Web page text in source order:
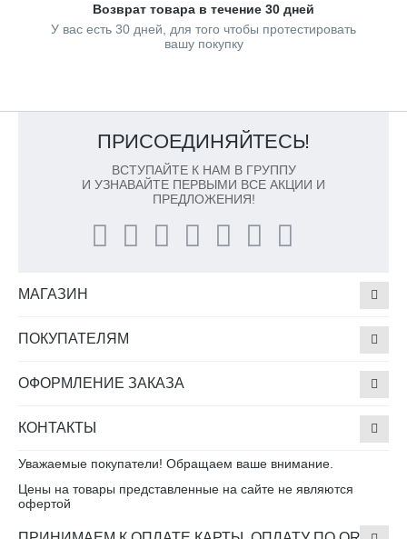
Возврат товара в течение 30 дней
У вас есть 30 дней, для того чтобы протестировать
вашу покупку
ПРИСОЕДИНЯЙТЕСЬ!
ВСТУПАЙТЕ К НАМ В ГРУППУ
И УЗНАВАЙТЕ ПЕРВЫМИ ВСЕ АКЦИИ И
ПРЕДЛОЖЕНИЯ!
МАГАЗИН
ПОКУПАТЕЛЯМ
ОФОРМЛЕНИЕ ЗАКАЗА
КОНТАКТЫ
Уважаемые покупатели! Обращаем ваше внимание.
Цены на товары представленные на сайте не являются
офертой